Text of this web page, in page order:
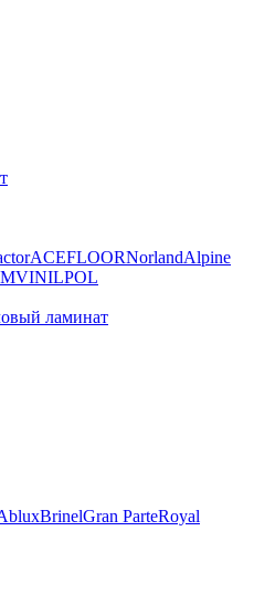
ACEFLOORNorlandAlpine
VINILPOL
ламинат
BrinelGran ParteRoyal